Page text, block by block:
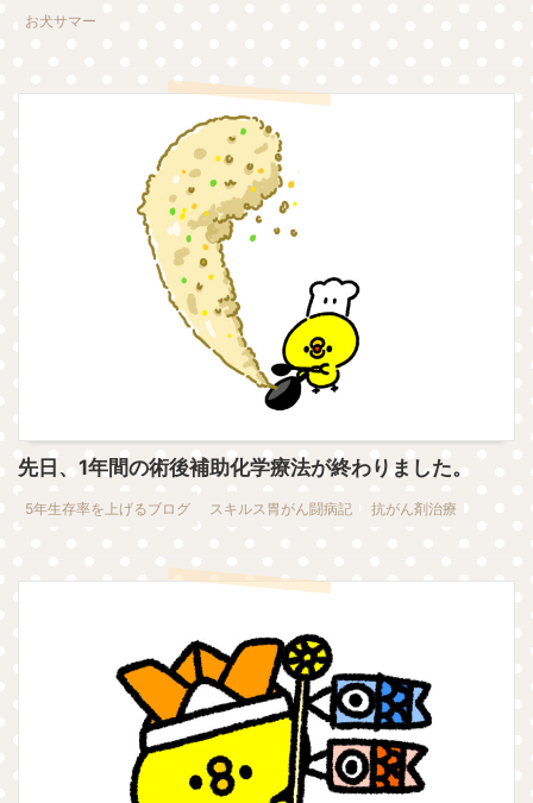
お犬サマー
先日、1年間の術後補助化学療法が終わりました。
5年生存率を上げるブログ スキルス胃がん闘病記 抗がん剤治療